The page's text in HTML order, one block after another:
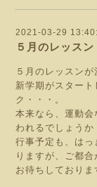
2021-03-29
５月のレッスン
５月のレッスン
新学期がスター
ク・・・。
本来なら、運動
われるでしょうか
行事予定も、は
りますが、ご都
お待ちしておりま